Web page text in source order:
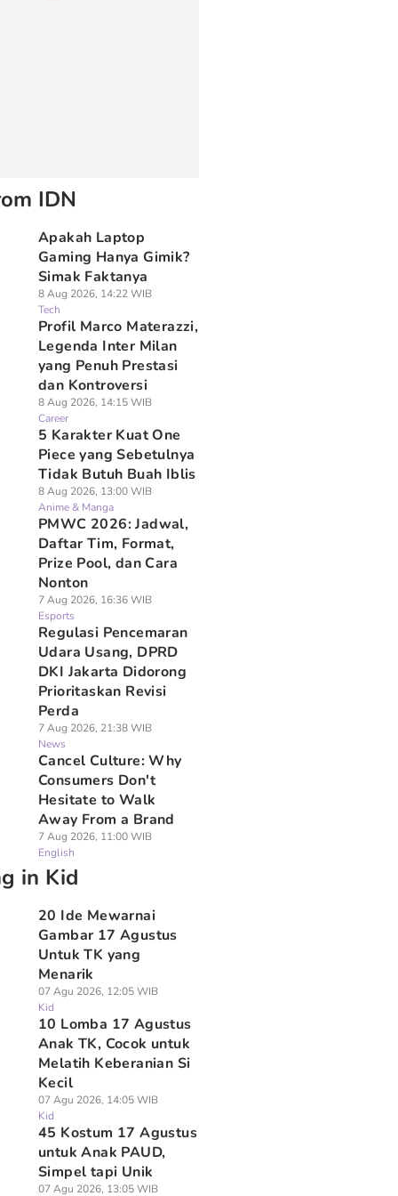
IDN
Apakah Laptop
Gaming Hanya Gimik?
Simak Faktanya
8 Aug 2026, 14:22 WIB
Tech
Profil Marco Materazzi,
Legenda Inter Milan
yang Penuh Prestasi
dan Kontroversi
8 Aug 2026, 14:15 WIB
Career
5 Karakter Kuat One
Piece yang Sebetulnya
Tidak Butuh Buah Iblis
8 Aug 2026, 13:00 WIB
Anime & Manga
PMWC 2026: Jadwal,
Daftar Tim, Format,
Prize Pool, dan Cara
Nonton
7 Aug 2026, 16:36 WIB
Esports
Regulasi Pencemaran
Udara Usang, DPRD
DKI Jakarta Didorong
Prioritaskan Revisi
Perda
7 Aug 2026, 21:38 WIB
News
Cancel Culture: Why
Consumers Don't
Hesitate to Walk
Away From a Brand
7 Aug 2026, 11:00 WIB
English
in Kid
20 Ide Mewarnai
Gambar 17 Agustus
Untuk TK yang
Menarik
07 Agu 2026, 12:05 WIB
Kid
10 Lomba 17 Agustus
Anak TK, Cocok untuk
Melatih Keberanian Si
Kecil
07 Agu 2026, 14:05 WIB
Kid
45 Kostum 17 Agustus
untuk Anak PAUD,
Simpel tapi Unik
07 Agu 2026, 13:05 WIB